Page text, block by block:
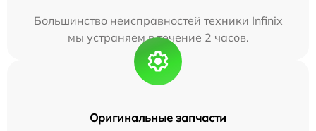
Большинство неисправностей техники Infinix
мы устраняем в течение 2 часов.
Оригинальные запчасти